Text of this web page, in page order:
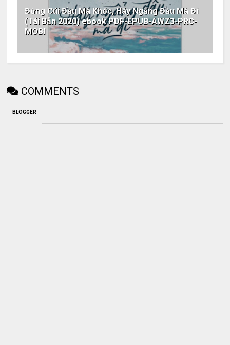
Đừng Cúi Đầu Mà Khóc, Hãy Ngẩng Đầu Mà Đi
(Tái Bản 2020) ebook PDF-EPUB-AWZ3-PRC-
MOBI
COMMENTS
BLOGGER